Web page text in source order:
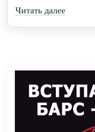
Читать далее